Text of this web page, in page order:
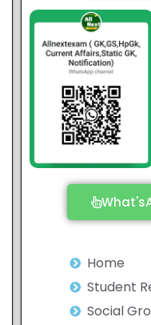
Home
Student
Social